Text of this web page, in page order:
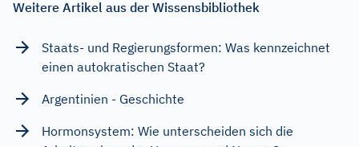
Weitere Artikel aus der Wissensbibliothek
Staats- und Regierungsformen: Was kennzeichnet
einen autokratischen Staat?
Argentinien - Geschichte
Hormonsystem: Wie unterscheiden sich die